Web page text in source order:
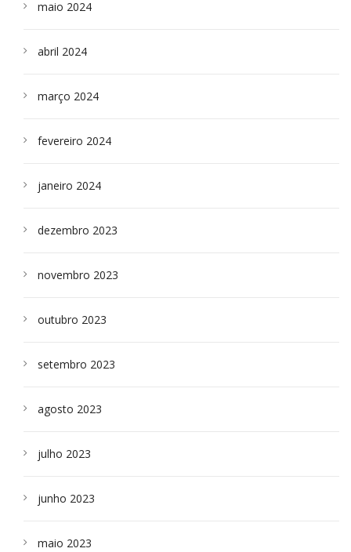
maio 2024
abril 2024
março 2024
fevereiro 2024
janeiro 2024
dezembro 2023
novembro 2023
outubro 2023
setembro 2023
agosto 2023
julho 2023
junho 2023
maio 2023